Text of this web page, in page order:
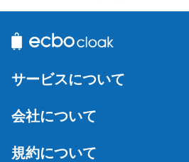
サービスについて
会社について
規約について